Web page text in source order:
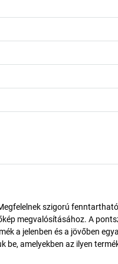
szigorú
megvalósításához. A
a jelenben és a jövőben
amelyekben az ilyen